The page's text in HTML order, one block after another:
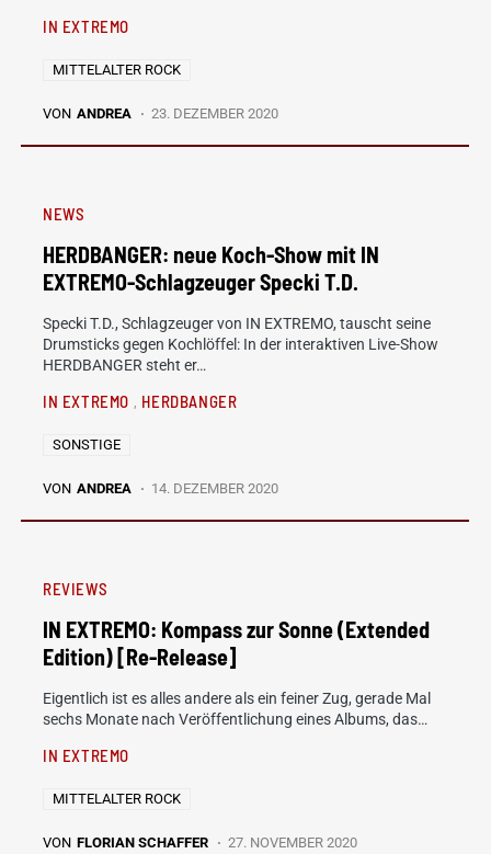
IN EXTREMO
MITTELALTER ROCK
VON ANDREA 23. DEZEMBER 2020
NEWS
HERDBANGER: neue Koch-Show mit IN
EXTREMO-Schlagzeuger Specki T.D.
Specki T.D., Schlagzeuger von IN EXTREMO, tauscht seine
Drumsticks gegen Kochlöffel: In der interaktiven Live-Show
HERDBANGER steht er…
IN EXTREMO HERDBANGER
SONSTIGE
VON ANDREA 14. DEZEMBER 2020
REVIEWS
IN EXTREMO: Kompass zur Sonne (Extended
Edition) [Re-Release]
Eigentlich ist es alles andere als ein feiner Zug, gerade Mal
sechs Monate nach Veröffentlichung eines Albums, das…
IN EXTREMO
MITTELALTER ROCK
VON FLORIAN SCHAFFER 27. NOVEMBER 2020